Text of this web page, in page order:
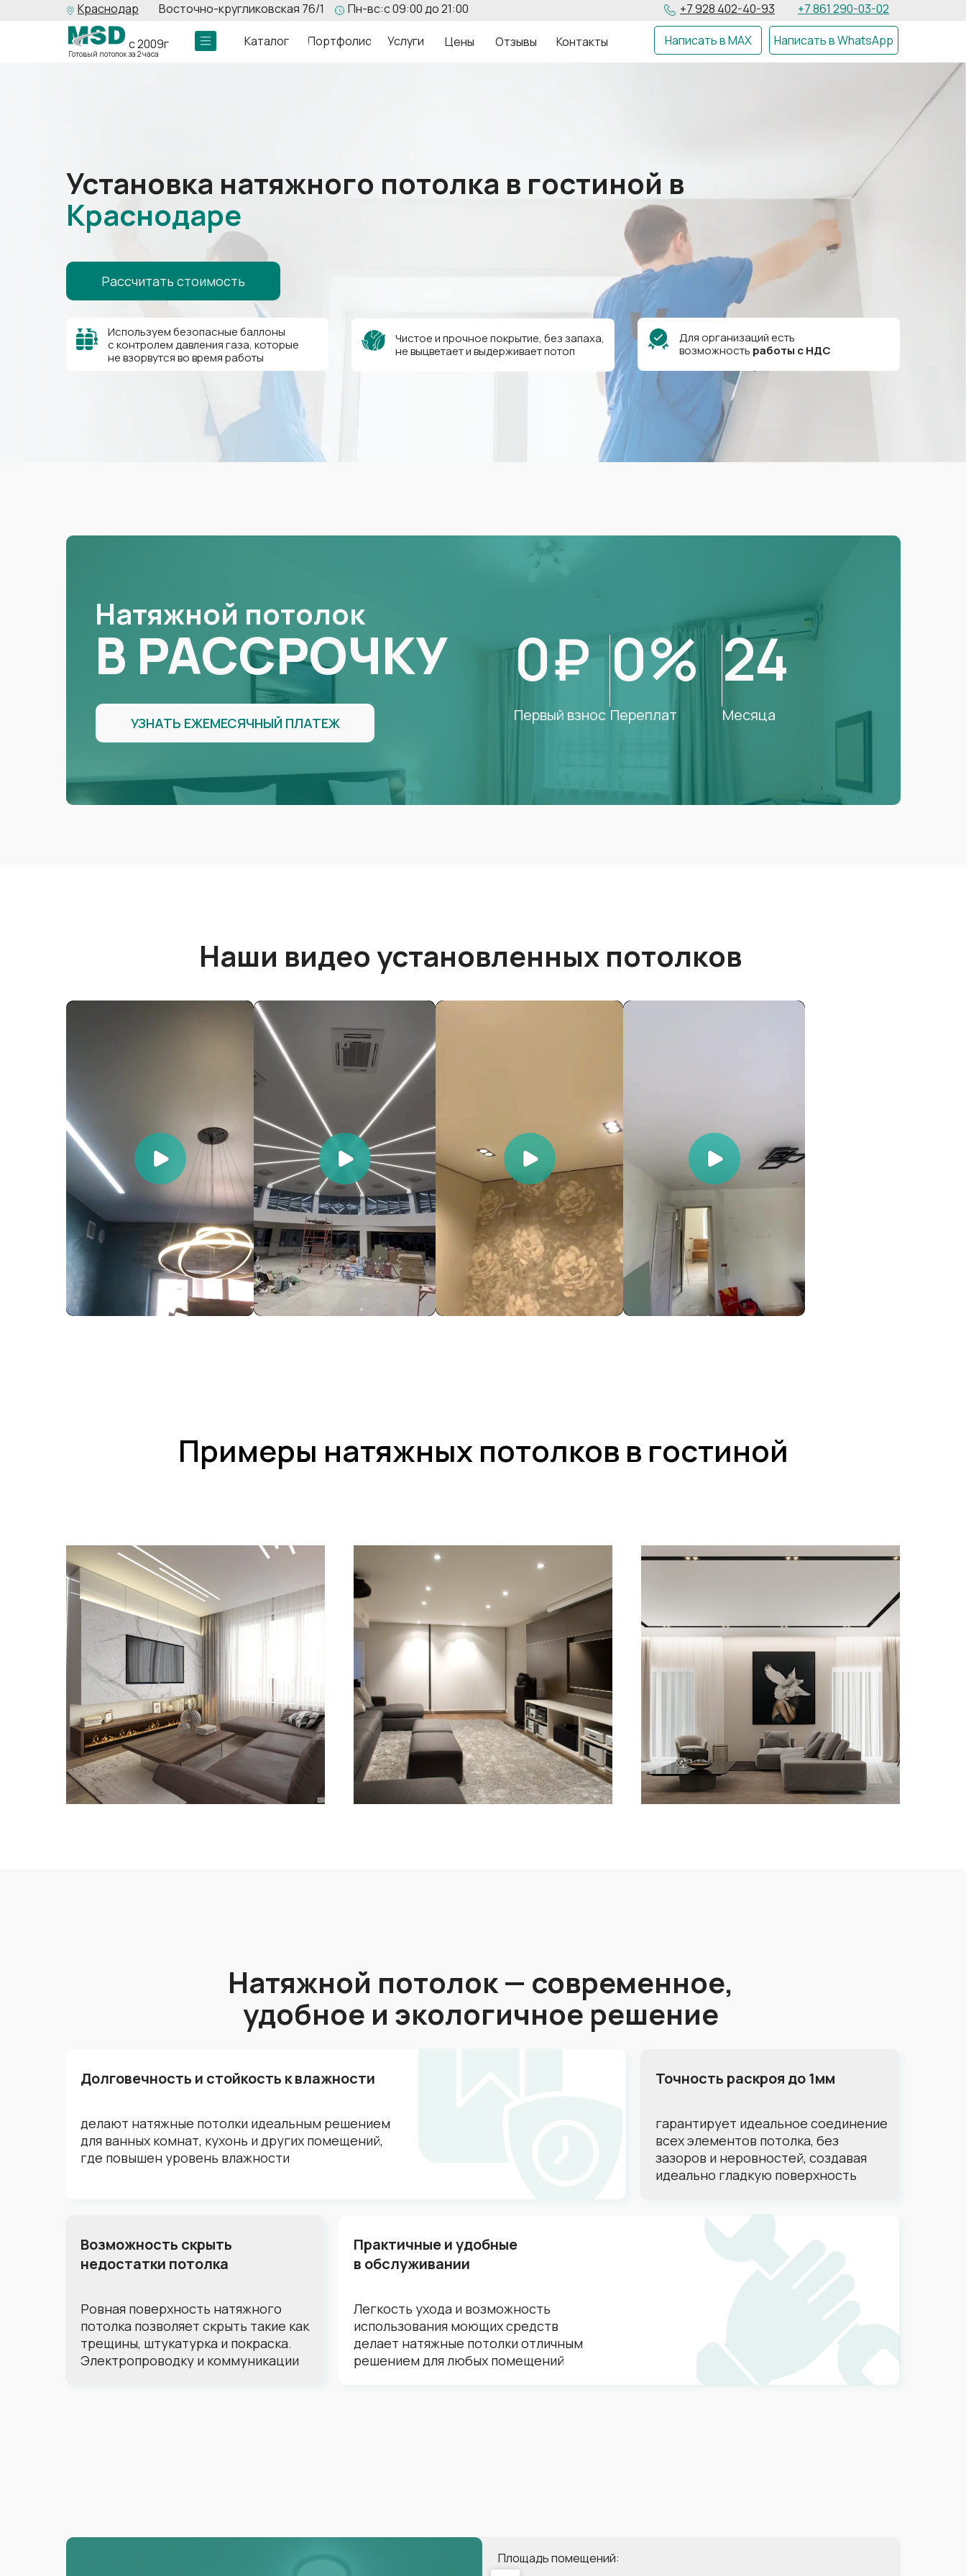
Пн-вс:с 09:00 до 21:00
Восточно-кругликовская 76/1
Краснодар
с 2009г
Готовый потолок за 2 часа
Каталог
+7 861 290-03-02
+7 928 402-40-93
Портфолио Цены
Услуги Отзывы Контакты Написать в WhatsApp
Написать в MAX
Установка натяжного потолка в гостиной в
Краснодаре
Для организаций есть
возможность работы сНДС
Чистое и прочное покрытие, без запаха,
не выцветает и выдерживает потоп
Используем безопасные баллоны
с контролем давления газа, которые
не взорвутся во время работы
Рассчитать стоимость
Натяжной потолок
В РАССРОЧКУ
УЗНАТЬ ЕЖЕМЕСЯЧНЫЙ ПЛАТЕЖ
0₽
Первый взнос
0%
Переплат
24
Месяца
Наши видео установленных потолков
Примеры натяжных потолков в гостиной
Натяжной потолок — современное,
удобное и экологичное решение
Долговечность и стойкость к влажности
делают натяжные потолки идеальным решением
для ванных комнат, кухонь и других помещений,
где повышен уровень влажности
Точность раскроя до 1мм
гарантирует идеальное соединение
всех элементов потолка, без
зазоров и неровностей, создавая
идеально гладкую поверхность
Возможность скрыть
недостатки потолка
Ровная поверхность натяжного
потолка позволяет скрыть такие как
трещины, штукатурка и покраска.
Электропроводку и коммуникации
Практичные и удобные
в обслуживании
Легкость ухода и возможность
использования моющих средств
делает натяжные потолки отличным
решением для любых помещений
Площадь помещений: